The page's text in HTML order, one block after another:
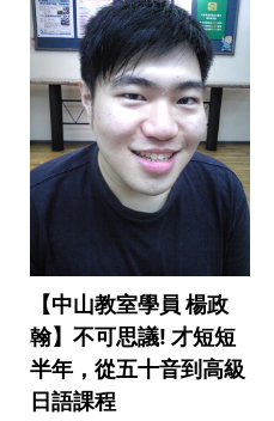
【中山教室學員 楊政
翰】不可思議! 才短短
半年，從五十音到高級
日語課程